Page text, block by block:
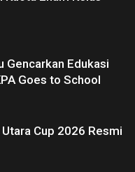
Gencarkan Edukasi
Goes to School
Cup 2026 Resmi